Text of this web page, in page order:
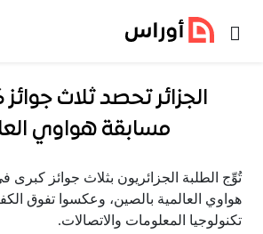
الجزائر تحصد ثلاث
مسابقة هواوي
تُوِّج الطلبة الجزائريون بثلاث جوائز كبرى
هواوي العالمية بالصين، وعكسوا تفوق
تكنولوجيا المعلومات والاتصالات.